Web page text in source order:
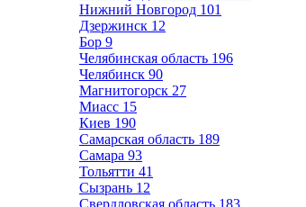
Нижний Новгород 101
Дзержинск 12
Бор 9
Челябинская область 196
Челябинск 90
Магнитогорск 27
Миасс 15
Киев 190
Самарская область 189
Самара 93
Тольятти 41
Сызрань 12
Свердловская область 183